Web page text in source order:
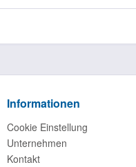
Informationen
Cookie Einstellung
Unternehmen
Kontakt